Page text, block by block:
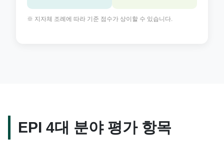
※ 지자체 조례에 따라 기준 점수가 상이할 수 있습니다.
EPI 4대 분야 평가 항목